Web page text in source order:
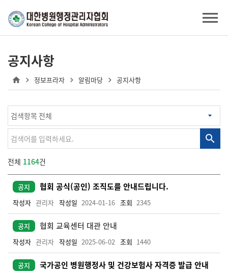
공지사항
정보프라자 알림마당 공지사항
전체 1164건
공지 협회 공식(공인) 조직도를 안내드립니다.
작성자 관리자 작성일 2024-01-16 조회 2345
공지 협회 교육센터 대관 안내
작성자 관리자 작성일 2025-06-02 조회 1440
공지 국가공인 병원행정사 및 건강보험사 자격증 발급 안내